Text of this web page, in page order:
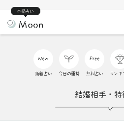
本格占い
新着占い 今日の運勢 無料占い ランキ
結婚相手・特